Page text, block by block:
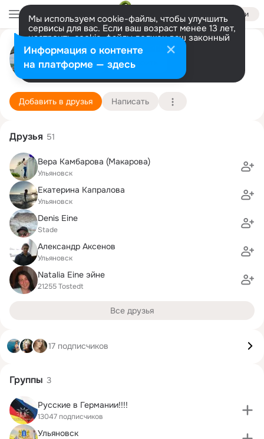
Войти
Мы используем cookie-файлы, чтобы улучшить
сервисы для вас. Если ваш возраст менее 13 лет,
настроить cookie-файлы должен ваш законный
представитель. Больше информации
Разрешить все Настроить
Евгений Артес(Альмяшкин)
Гёттинген 18 апреля (40 лет)
Подробнее
Добавить в друзья Написать
Друзья 51
Вера Камбарова (Макарова)
Ульяновск
Екатерина Капралова
Ульяновск
Denis Eine
Stade
Александр Аксенов
Ульяновск
Natalia Eine эйне
21255 Tostedt
Все друзья
17 подписчиков
Группы 3
Русские в Германии!!!!
13047 подписчиков
Ульяновск
Информация о контенте
на платформе — здесь